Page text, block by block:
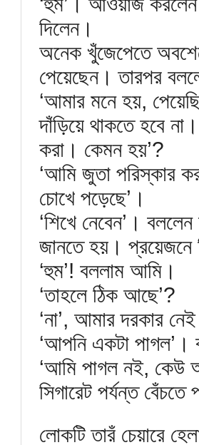
দিলেন।
অনেক খুঁজেপেতে
পেয়েছেন। তারপর
‘আমার মনে হয়,
দাঁড়িয়ে থাকতে হবে
করা। কেমন হয়’?
‘আমি জুতা পরিস্কার
চোখে পড়েছে’।
‘শিখে নেবেন’।
জানতে হয়। প্রয়েজনে
‘হুম’! বললাম আমি।
‘তাহলে ঠিক আছে’?
‘না’, আমার দরকার
‘আপনি একটা পাগল’।
‘আমি পাগল নই, কেউ
সিগারেট পর্যন্ত
লোকটি তারঁ চেয়ারে